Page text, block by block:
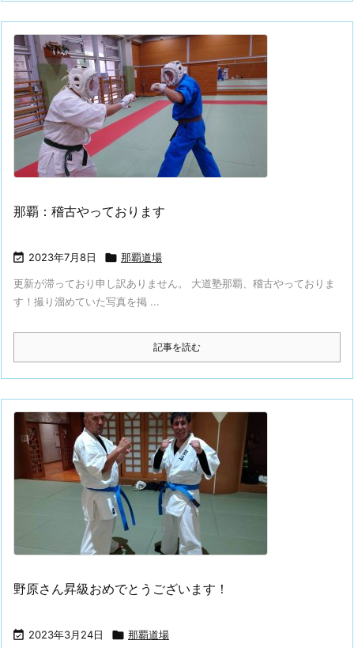
那覇：稽古やっております
 2023年7月8日  那覇道場
更新が滞っており申し訳ありません。 大道塾那覇、稽古やっておりま
す！撮り溜めていた写真を掲 ...
記事を読む
野原さん昇級おめでとうございます！
 2023年3月24日  那覇道場